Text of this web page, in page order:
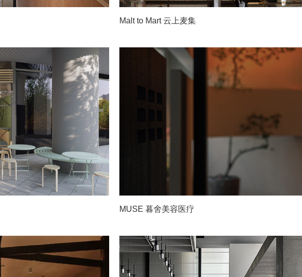
Malt to Mart 云上麦集
MUSE 暮舍美容医疗